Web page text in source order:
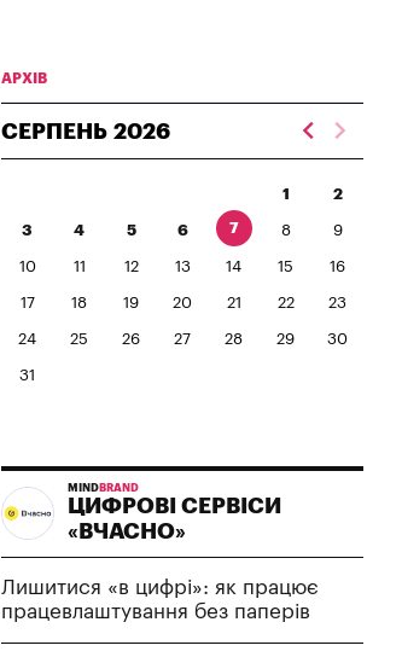
АРХІВ
СЕРПЕНЬ 2026
1 2
3 4 5 6 7 8 9
10 11 12 13 14 15 16
17 18 19 20 21 22 23
24 25 26 27 28 29 30
31
MIND BRAND
ЦИФРОВІ СЕРВІСИ
«ВЧАСНО»
Лишитися «в цифрі»: як працює
працевлаштування без паперів